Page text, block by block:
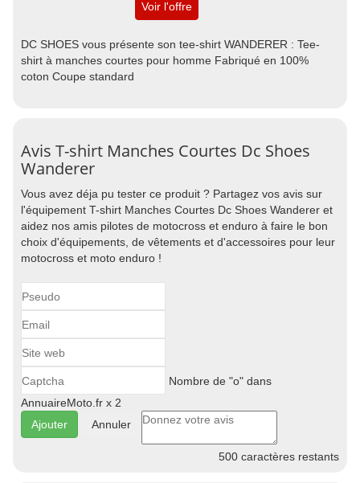
Voir l'offre
DC SHOES vous présente son tee-shirt WANDERER : Tee-
shirt à manches courtes pour homme Fabriqué en 100%
coton Coupe standard
Avis T-shirt Manches Courtes Dc Shoes
Wanderer
Vous avez déja pu tester ce produit ? Partagez vos avis sur
l'équipement T-shirt Manches Courtes Dc Shoes Wanderer et
aidez nos amis pilotes de motocross et enduro à faire le bon
choix d'équipements, de vêtements et d'accessoires pour leur
motocross et moto enduro !
Nombre de "o" dans
AnnuaireMoto.fr x 2
Annuler
500 caractères restants